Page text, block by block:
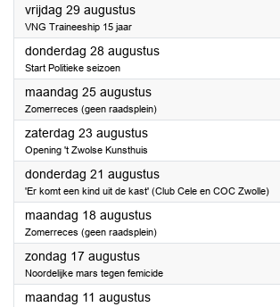
vrijdag 29 augustus2025
VNG Traineeship 15 jaar
donderdag 28 augustus2025
Start Politieke seizoen
maandag 25 augustus2025
Zomerreces (geen raadsplein)
zaterdag 23 augustus2025
Opening 't Zwolse Kunsthuis
donderdag 21 augustus2025
'Er komt een kind uit de kast' (Club Cele en COC Zwolle)
maandag 18 augustus2025
Zomerreces (geen raadsplein)
zondag 17 augustus2025
Noordelijke mars tegen femicide
maandag 11 augustus2025